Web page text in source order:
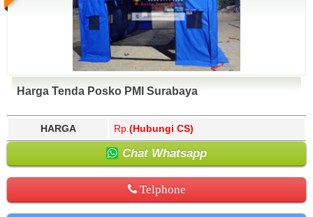
Harga Tenda Posko PMI Surabaya
HARGA Rp. (Hubungi CS)
Chat Whatsapp
Telphone